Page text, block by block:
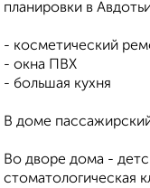
планировки в
- косметический
- окна ПВХ
- большая кухня
В доме
Во дворе дома -
стоматологическая